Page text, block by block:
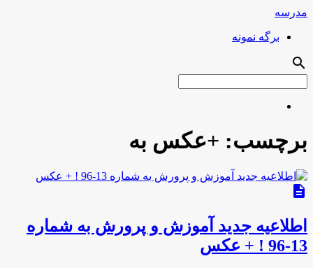
مدرسه
برگه نمونه
search
برچسب: +عکس به
description
اطلاعیه جدید آموزش و پرورش به شماره
13-96 ! + عکس